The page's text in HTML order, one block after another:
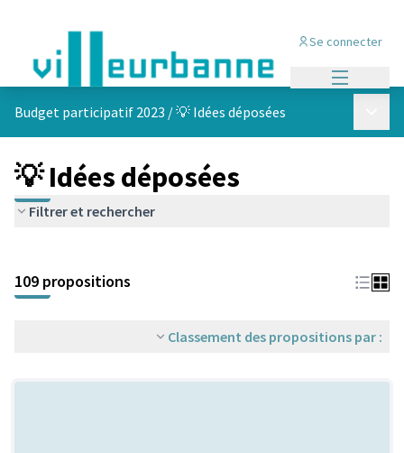
Se connecter
Budget participatif 2023 /💡 Idées déposées
💡 Idées déposées
Filtrer et rechercher
+
−
109 propositions
Classement des propositions par :